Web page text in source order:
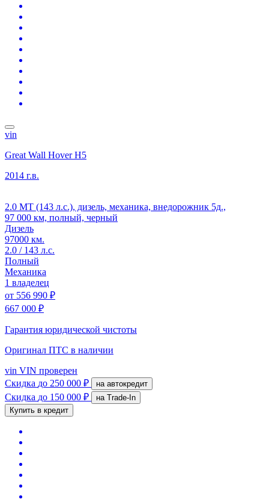
vin
Great Wall Hover H5
2014 г.в.
2.0 MT (143 л.с.), дизель, механика, внедорожник 5д.,
97 000 км, полный, черный
Дизель
97000 км.
2.0 / 143 л.с.
Полный
Механика
1 владелец
от 556 990 ₽
667 000 ₽
Гарантия юридической чистоты
Оригинал ПТС в наличии
vin VIN проверен
Скидка до 250 000 ₽ на автокредит
Скидка до 150 000 ₽
на Trade-In
Купить в кредит